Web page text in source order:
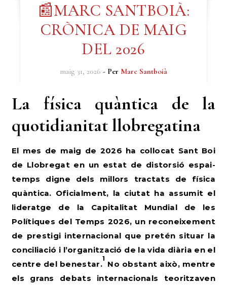
📰MARC SANTBOIÀ:
CRÒNICA DE MAIG
DEL 2026
maig 31, 2026 - Per Marc Santboià
La física quàntica de la
quotidianitat llobregatina
El mes de maig de 2026 ha col·locat Sant Boi
de Llobregat en un estat de distorsió espai-
temps digne dels millors tractats de física
quàntica. Oficialment, la ciutat ha assumit el
lideratge de la Capitalitat Mundial de les
Polítiques del Temps 2026, un reconeixement
de prestigi internacional que pretén situar la
conciliació i l’organització de la vida diària en el
centre del benestar.
1
No obstant això, mentre
els grans debats internacionals teoritzaven